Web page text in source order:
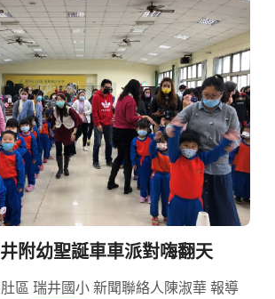
附幼聖誕車車派對嗨翻天
區 瑞井國小 新聞聯絡人陳淑華 報導